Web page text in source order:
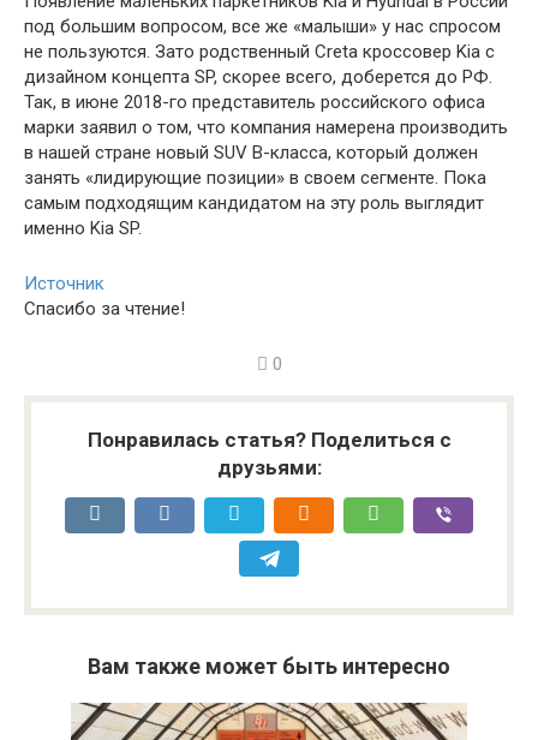
под большим вопросом, все же «малыши» у нас спросом
не пользуются. Зато родственный Creta кроссовер Kia с
дизайном концепта SP, скорее всего, доберется до РФ.
Так, в июне 2018-го представитель российского офиса
марки заявил о том, что компания намерена производить
в нашей стране новый SUV B-класса, который должен
занять «лидирующие позиции» в своем сегменте. Пока
самым подходящим кандидатом на эту роль выглядит
именно Kia SP.
Источник
Спасибо за чтение!
0
Понравилась статья? Поделиться с
друзьями:
Вам также может быть интересно